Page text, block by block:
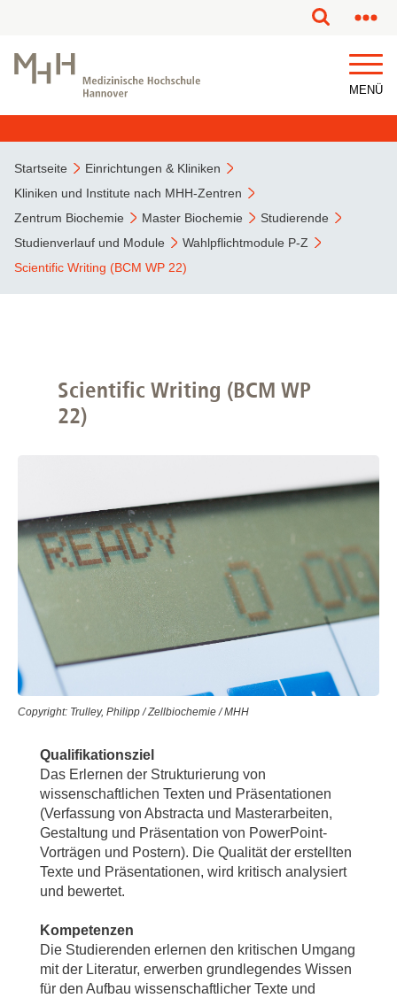
MENÜ
Startseite
Einrichtungen & Kliniken
Kliniken und Institute nach MHH-Zentren
Zentrum Biochemie
Master Biochemie
Studierende
Studienverlauf und Module
Wahlpflichtmodule P-Z
Scientific Writing (BCM WP 22)
Scientific Writing (BCM WP
22)
Copyright: Trulley, Philipp / Zellbiochemie / MHH
Qualifikationsziel
Das Erlernen der Strukturierung von
wissenschaftlichen Texten und Präsentationen
(Verfassung von Abstracta und Masterarbeiten,
Gestaltung und Präsentation von PowerPoint-
Vorträgen und Postern). Die Qualität der erstellten
Texte und Präsentationen, wird kritisch analysiert
und bewertet.
Kompetenzen
Die Studierenden erlernen den kritischen Umgang
mit der Literatur, erwerben grundlegendes Wissen
für den Aufbau wissenschaftlicher Texte und